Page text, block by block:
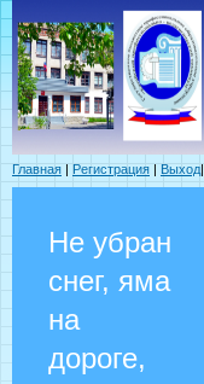
Главная | Регистрация | Выход|
Не убран
снег, яма
на
дороге,